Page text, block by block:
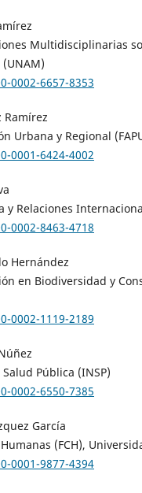
Multidisciplinarias
0002-6657-8353
Ramírez
Urbana y Regional
0001-6424-4002
y Relaciones
0002-8463-4718
Hernández
en Biodiversidad y
0002-1119-2189
Pública (INSP)
0002-6550-7385
García
(FCH),
0001-9877-4394